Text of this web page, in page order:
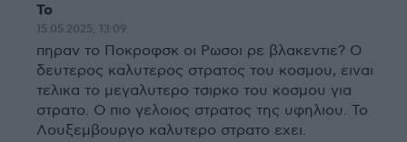
Το
15.05.2025, 13:09
πηραν το Ποκροφσκ οι Ρωσοι ρε βλακεντιε? Ο
δευτερος καλυτερος στρατος του κοσμου, ειναι
τελικα το μεγαλυτερο τσιρκο του κοσμου για
στρατο. Ο πιο γελοιος στρατος της υφηλιου. Το
Λουξεμβουργο καλυτερο στρατο εχει.